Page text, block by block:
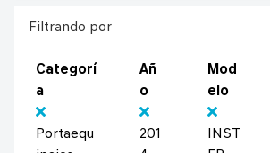
Filtrando por
Categorí
a
Portaequ
Añ
o
201
Mod
elo
INST